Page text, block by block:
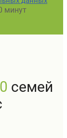
минут
семей